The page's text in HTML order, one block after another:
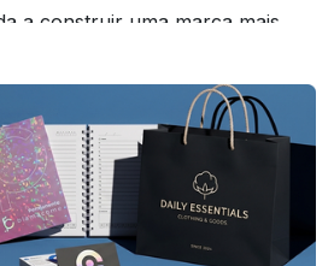
a construir uma marca mais